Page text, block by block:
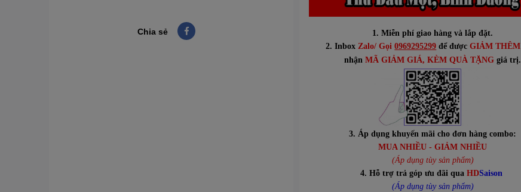
Chia sẻ
1. Miễn phí giao hàng và lắp đặt.
2. InboxZalo/ Gọi0969295299 để đượcGIẢM THÊM
nhận MÃ GIẢM GIÁ, KÈM QUÀ TẶNG giá trị.
3. Áp dụng khuyến mãi cho đơn hàng combo:
MUA NHIỀU - GIẢM NHIỀU
(Áp dụng tùy sản phẩm)
4. Hỗ trợ trả góp ưu đãi quaHDSaison
(Áp dụng tùy sản phẩm)